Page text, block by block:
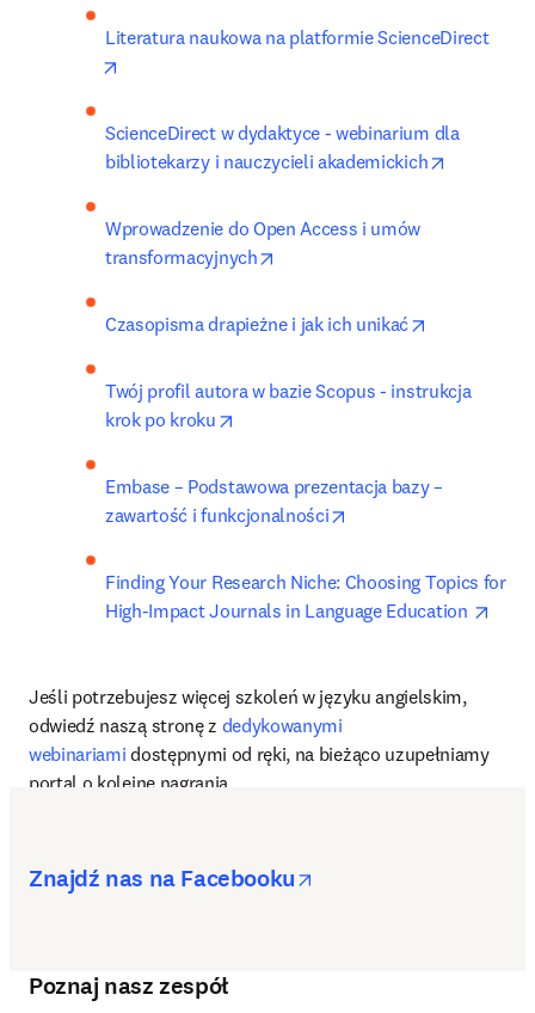
Literatura naukowa na platformie ScienceDirect
ScienceDirect w dydaktyce - webinarium dla
bibliotekarzy i nauczycieli akademickich
Wprowadzenie do Open Access i umów
transformacyjnych
Czasopisma drapieżne i jak ich unikać
Twój profil autora w bazie Scopus - instrukcja
krok po kroku
Embase – Podstawowa prezentacja bazy –
zawartość i funkcjonalności
Finding Your Research Niche: Choosing Topics for
High-Impact Journals in Language Education
Jeśli potrzebujesz więcej szkoleń w języku angielskim,
odwiedź naszą stronę z dedykowanymi
webinariami dostępnymi od ręki, na bieżąco uzupełniamy
portal o kolejne nagrania.
Znajdź nas na Facebooku
Poznaj nasz zespół